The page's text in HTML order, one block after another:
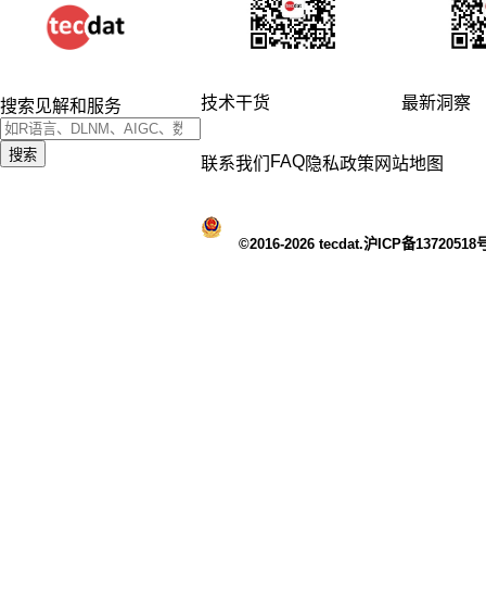
搜索见解和服务
搜索
技术干货 最新洞察
联系我们 FAQ隐私政策 网站地图
©2016-2026 tecdat.沪ICP备13720518